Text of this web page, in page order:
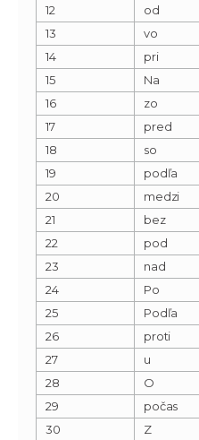
12
od
13
vo
14
pri
15
Na
16
zo
17
pred
18
so
19
podľa
20
medzi
21
bez
22
pod
23
nad
24
Po
25
Podľa
26
proti
27
u
28
O
29
počas
30
Z